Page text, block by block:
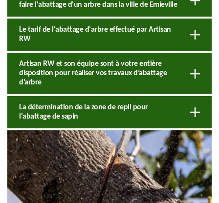
faire l'abattage d'un arbre dans la ville de Emieville
Le tarif de l'abattage d'arbre effectué par Artisan
RW
Artisan RW et son équipe sont à votre entière
disposition pour réaliser vos travaux d’abattage
d’arbre
La détermination de la zone de repli pour
l'abattage de sapin